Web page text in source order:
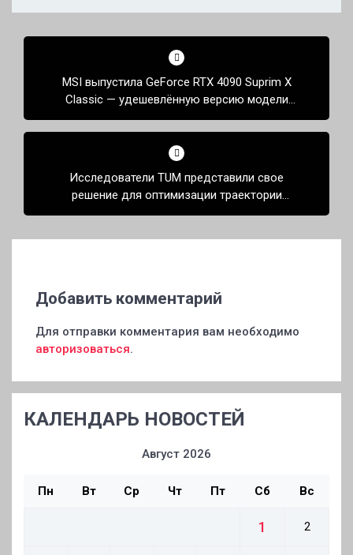
Навигация
записямMSI выпустила GeForce RTX 4090 Suprim X
Classic — удешевлённую версию модели
Suprim X с кулером от GeForce RTX 3090 Ti
Исследователи TUM представили свое
решение для оптимизации траектории
движения робота
Добавить комментарий
Для отправки комментария вам необходимо
авторизоваться.
КАЛЕНДАРЬ НОВОСТЕЙ
Август 2026
Пн Вт Ср Чт Пт Сб Вс
1 2